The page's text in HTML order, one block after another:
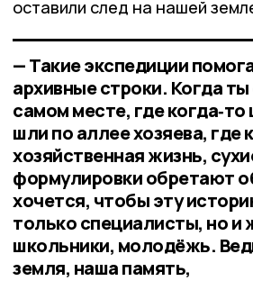
оставили след на нашей
— Такие экспедиции
архивные строки. Когда
самом месте, где
шли по аллее хозяева, где
хозяйственная жизнь,
формулировки обретают
хочется, чтобы эту
только специалисты, но и
школьники, молодёжь.
земля, наша память,